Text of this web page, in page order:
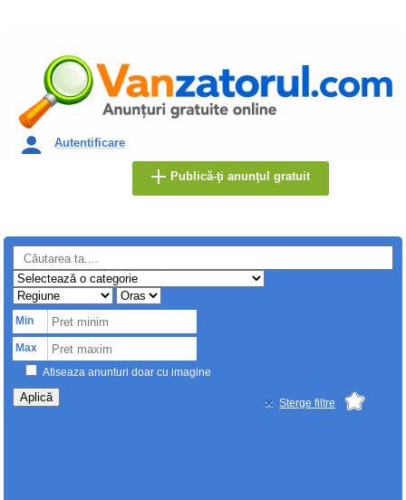
Autentificare
Publică-ţi anunţul gratuit
Min
Max
Afiseaza anunturi doar cu imagine
Aplică Sterge filtre